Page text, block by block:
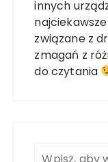
innych
związane z
zmagań z
do czytania